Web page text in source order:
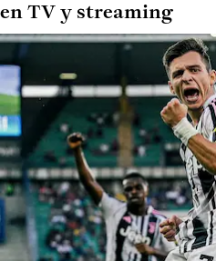
en TV y streaming